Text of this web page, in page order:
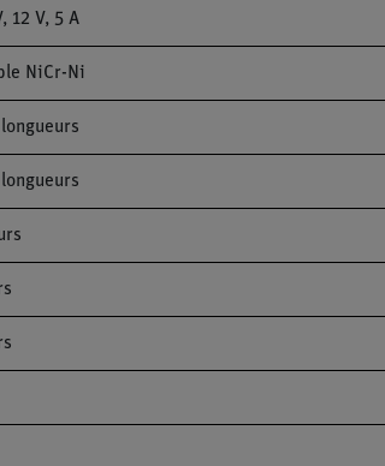
12 V, 5 A
NiCr-Ni